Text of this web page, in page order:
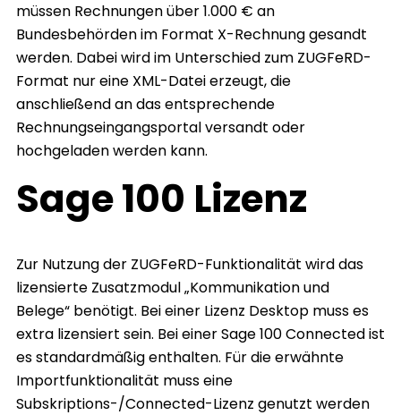
müssen Rechnungen über 1.000 € an
Bundesbehörden im Format X-Rechnung gesandt
werden. Dabei wird im Unterschied zum ZUGFeRD-
Format nur eine XML-Datei erzeugt, die
anschließend an das entsprechende
Rechnungseingangsportal versandt oder
hochgeladen werden kann.
Sage 100 Lizenz
Zur Nutzung der ZUGFeRD-Funktionalität wird das
lizensierte Zusatzmodul „Kommunikation und
Belege“ benötigt. Bei einer Lizenz Desktop muss es
extra lizensiert sein. Bei einer Sage 100 Connected ist
es standardmäßig enthalten. Für die erwähnte
Importfunktionalität muss eine
Subskriptions-/Connected-Lizenz genutzt werden